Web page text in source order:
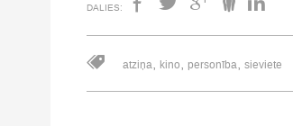
DALIES:
atziņa, kino, personība, sieviete